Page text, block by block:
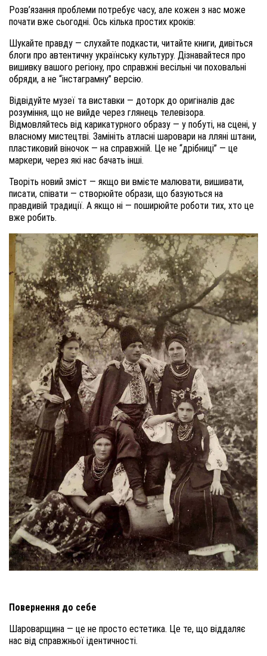
Розв’язання проблеми потребує часу, але кожен з нас може
почати вже сьогодні. Ось кілька простих кроків:
Шукайте правду — слухайте подкасти, читайте книги, дивіться
блоги про автентичну українську культуру. Дізнавайтеся про
вишивку вашого регіону, про справжні весільні чи поховальні
обряди, а не “інстаграмну” версію.
Відвідуйте музеї та виставки — доторк до оригіналів дає
розуміння, що не вийде через глянець телевізора.
Відмовляйтесь від карикатурного образу — у побуті, на сцені, у
власному мистецтві. Замініть атласні шаровари на лляні штани,
пластиковий віночок — на справжній. Це не “дрібниці” — це
маркери, через які нас бачать інші.
Творіть новий зміст — якщо ви вмієте малювати, вишивати,
писати, співати — створюйте образи, що базуються на
правдивій традиції. А якщо ні — поширюйте роботи тих, хто це
вже робить.
Повернення до себе
Шароварщина — це не просто естетика. Це те, що віддаляє
нас від справжньої ідентичності.